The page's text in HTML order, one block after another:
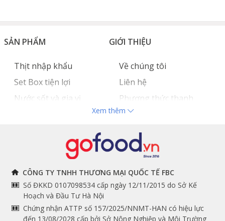
Thớt gỗ Teak chịu lực tốt, có lượng dầu tự nhiên giúp
thớt hạn chế để lại sẹo hay bị cong vênh, ẩm mốc
SẢN PHẨM
Thịt nhập khẩu
Set Box tiện lợi
Nước sốt và gia vị
GIỚI THIỆU
Về chúng tôi
Liên hệ
Phương thức thanh
toán
Tuyển dụng
THÔNG TIN
Chính sách và quy định
chung
THEO DÕI NGAY
Facebook
Instagram
Xem thêm
CÔNG TY TNHH THƯƠNG MẠI QUỐC TẾ FBC
Số ĐKKD 0107098534 cấp ngày 12/11/2015 do Sở Kế
Hoạch và Đầu Tư Hà Nội
Chứng nhận ATTP số 157/2025/NNMT-HAN có hiệu lực
đến 13/08/2028 cấp bởi Sở Nông Nghiệp và Môi Trường